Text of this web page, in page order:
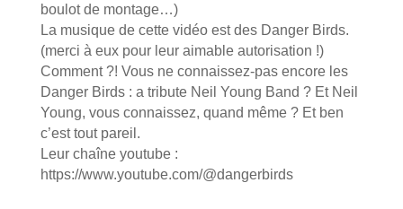
boulot de montage…)
La musique de cette vidéo est des Danger Birds.
(merci à eux pour leur aimable autorisation !)
Comment ?! Vous ne connaissez-pas encore les
Danger Birds : a tribute Neil Young Band ? Et Neil
Young, vous connaissez, quand même ? Et ben
c’est tout pareil.
Leur chaîne youtube :
https://www.youtube.com/@dangerbirds